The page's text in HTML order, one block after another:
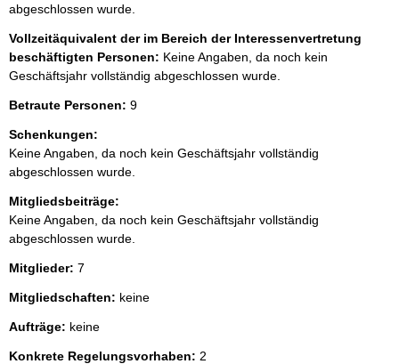
abgeschlossen wurde.
Vollzeitäquivalent der im Bereich der Interessenvertretung
beschäftigten Personen: Keine Angaben, da noch kein
Geschäftsjahr vollständig abgeschlossen wurde.
Betraute Personen: 9
Schenkungen:
Keine Angaben, da noch kein Geschäftsjahr vollständig
abgeschlossen wurde.
Mitgliedsbeiträge:
Keine Angaben, da noch kein Geschäftsjahr vollständig
abgeschlossen wurde.
Mitglieder: 7
Mitgliedschaften: keine
Aufträge: keine
Konkrete Regelungsvorhaben: 2